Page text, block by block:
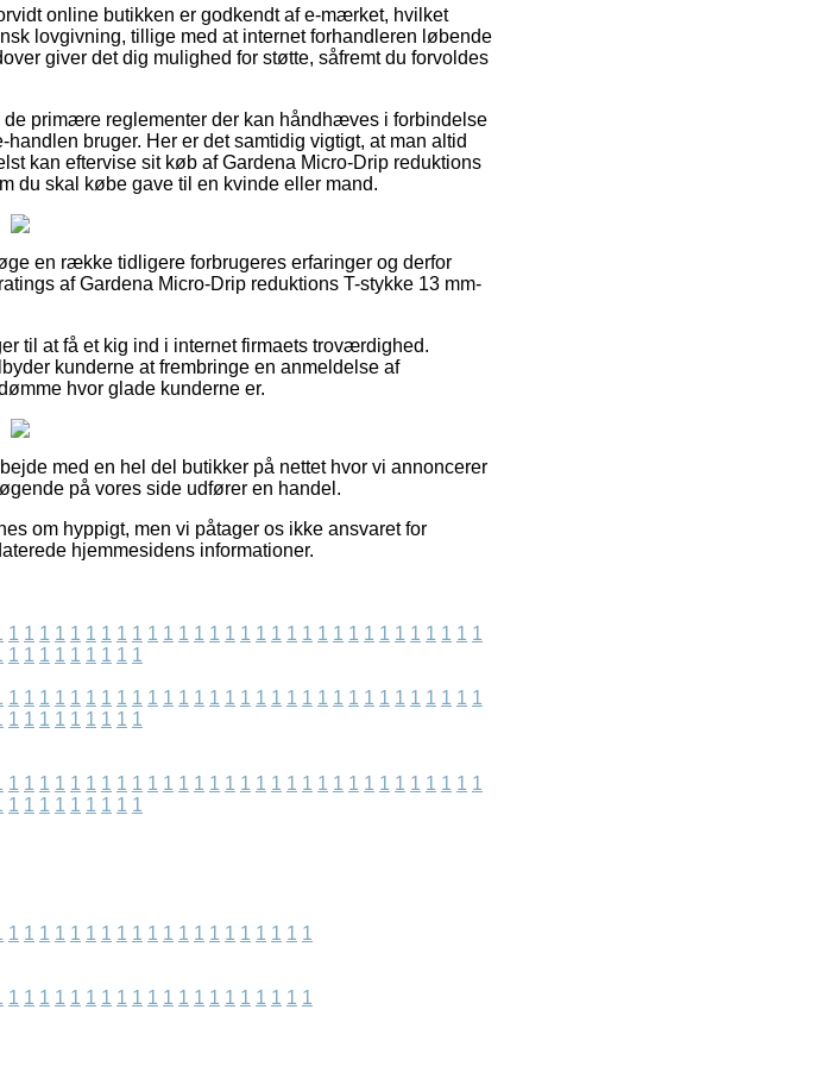
online butikken er godkendt af e-mærket, hvilket
lovgivning, tillige med at internet forhandleren løbende
giver det dig mulighed for støtte, såfremt du forvoldes
primære reglementer der kan håndhæves i forbindelse
bruger. Her er det samtidig vigtigt, at man altid
kan eftervise sit køb af Gardena Micro-Drip reduktions
du skal købe gave til en kvinde eller mand.
en række tidligere forbrugeres erfaringer og derfor
af Gardena Micro-Drip reduktions T-stykke 13 mm-
til at få et kig ind i internet firmaets troværdighed.
kunderne at frembringe en anmeldelse af
hvor glade kunderne er.
med en hel del butikker på nettet hvor vi annoncerer
på vores side udfører en handel.
om hyppigt, men vi påtager os ikke ansvaret for
hjemmesidens informationer.
1 1 1 1 1 1 1 1 1 1 1 1 1 1 1 1 1 1 1 1 1 1 1 1 1 1 1 1 1 1 1
1 1 1 1 1 1 1 1 1
1 1 1 1 1 1 1 1 1 1 1 1 1 1 1 1 1 1 1 1 1 1 1 1 1 1 1 1 1 1 1
1 1 1 1 1 1 1 1 1
1 1 1 1 1 1 1 1 1 1 1 1 1 1 1 1 1 1 1 1 1 1 1 1 1 1 1 1 1 1 1
1 1 1 1 1 1 1 1 1
1 1 1 1 1 1 1 1 1 1 1 1 1 1 1 1 1 1 1 1
1 1 1 1 1 1 1 1 1 1 1 1 1 1 1 1 1 1 1 1